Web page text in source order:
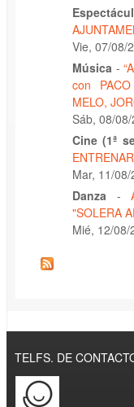
Vie, 07/08/
Música -
con
MELO,
Sáb, 08/
Cine (1ª
Mar, 11/
Danza
-
"SOLERA
Mié, 12/
TELFS. DE